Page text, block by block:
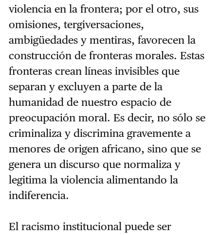
violencia en la frontera; por el otro, sus
omisiones, tergiversaciones,
ambigüedades y mentiras, favorecen la
construcción de fronteras morales. Estas
fronteras crean líneas invisibles que
separan y excluyen a parte de la
humanidad de nuestro espacio de
preocupación moral. Es decir, no sólo se
criminaliza y discrimina gravemente a
menores de origen africano, sino que se
genera un discurso que normaliza y
legitima la violencia alimentando la
indiferencia.
El racismo institucional puede ser